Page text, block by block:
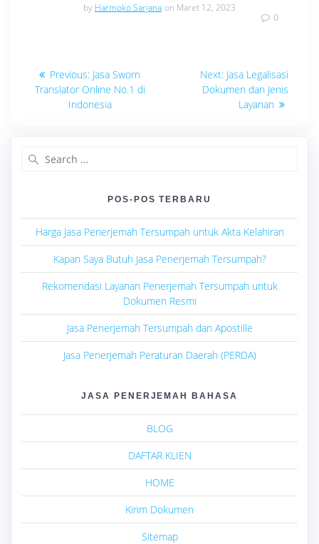
by Harmoko Sarjana on Maret 12, 2023
0
Navigasi
pos
Previous: Previous
post:
Jasa Sworn
Translator Online No.1 di
Indonesia
Next: Next
post:
Jasa Legalisasi
Dokumen dan Jenis
Layanan
POS-POS TERBARU
Harga Jasa Penerjemah Tersumpah untuk Akta Kelahiran
Kapan Saya Butuh Jasa Penerjemah Tersumpah?
Rekomendasi Layanan Penerjemah Tersumpah untuk
Dokumen Resmi
Jasa Penerjemah Tersumpah dan Apostille
Jasa Penerjemah Peraturan Daerah (PERDA)
JASA PENERJEMAH BAHASA
BLOG
DAFTAR KLIEN
HOME
Kirim Dokumen
Sitemap